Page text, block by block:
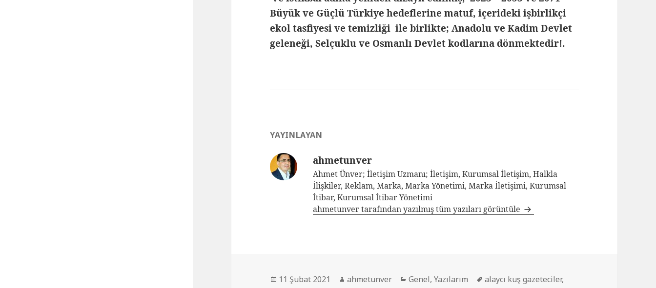
Büyük ve Güçlü Türkiye hedeflerine matuf, içerideki işbirlikçi
ekol tasfiyesi ve temizliği ile birlikte; Anadolu ve Kadim Devlet
geleneği, Selçuklu ve Osmanlı Devlet kodlarına dönmektedir!.
YAYINLAYAN
ahmetunver
Ahmet Ünver; İletişim Uzmanı; İletişim, Kurumsal İletişim, Halkla
İlişkiler, Reklam, Marka, Marka Yönetimi, Marka İletişimi, Kurumsal
İtibar, Kurumsal İtibar Yönetimi
ahmetunver tarafından yazılmış tüm yazıları görüntüle
11 Şubat 2021 ahmetunver Genel,Yazılarım alaycı kuş gazeteciler,